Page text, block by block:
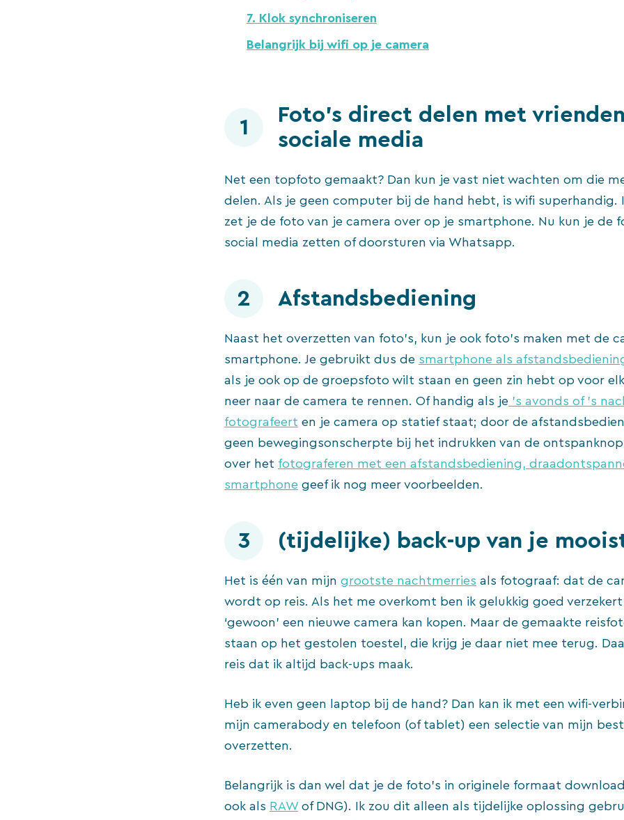
7. Klok synchroniseren
Belangrijk bij wifi op je camera
1
Foto’s direct delen met
sociale media
Net een topfoto gemaakt? Dan kun je vast niet wachten om die
delen. Als je geen computer bij de hand hebt, is wifi superhandig.
zet je de foto van je camera over op je smartphone. Nu kun je de
social media zetten of doorsturen via Whatsapp.
2 Afstandsbediening
Naast het overzetten van foto’s, kun je ook foto’s maken met de
smartphone. Je gebruikt dus de smartphone als
als je ook op de groepsfoto wilt staan en geen zin hebt op voor
neer naar de camera te rennen. Of handig als je ’s avonds of ’s
fotografeert en je camera op statief staat; door de
geen bewegingsonscherpte bij het indrukken van de
over het fotograferen met een afstandsbediening,
smartphone geef ik nog meer voorbeelden.
3 (tijdelijke) back-up van je
Het is één van mijn grootste nachtmerries als fotograaf: dat de
wordt op reis. Als het me overkomt ben ik gelukkig goed
‘gewoon’ een nieuwe camera kan kopen. Maar de gemaakte
staan op het gestolen toestel, die krijg je daar niet mee terug.
reis dat ik altijd back-ups maak.
Heb ik even geen laptop bij de hand? Dan kan ik met een wifi-
mijn camerabody en telefoon (of tablet) een selectie van mijn
overzetten.
Belangrijk is dan wel dat je de foto’s in originele formaat
ook als RAWof DNG). Ik zou dit alleen als tijdelijke oplossing